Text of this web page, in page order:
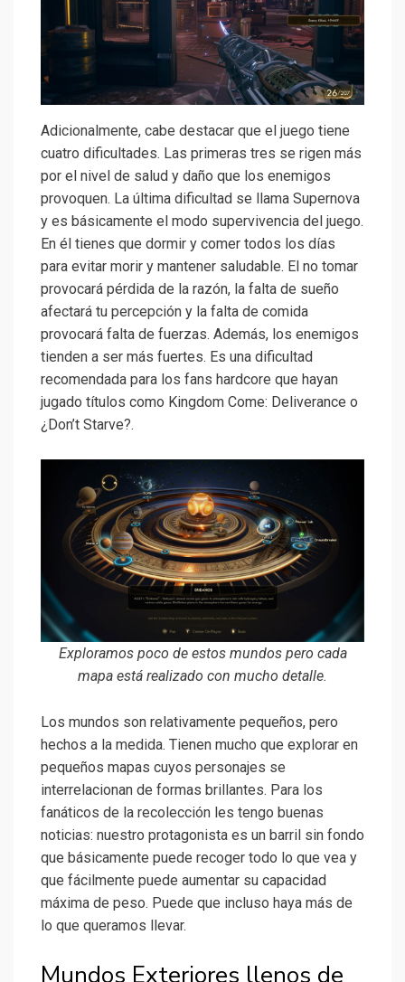
Adicionalmente, cabe destacar que el juego tiene
cuatro dificultades. Las primeras tres se rigen más
por el nivel de salud y daño que los enemigos
provoquen. La última dificultad se llama Supernova
y es básicamente el modo supervivencia del juego.
En él tienes que dormir y comer todos los días
para evitar morir y mantener saludable. El no tomar
provocará pérdida de la razón, la falta de sueño
afectará tu percepción y la falta de comida
provocará falta de fuerzas. Además, los enemigos
tienden a ser más fuertes. Es una dificultad
recomendada para los fans hardcore que hayan
jugado títulos como Kingdom Come: Deliverance o
¿Don’t Starve?.
Exploramos poco de estos mundos pero cada
mapa está realizado con mucho detalle.
Los mundos son relativamente pequeños, pero
hechos a la medida. Tienen mucho que explorar en
pequeños mapas cuyos personajes se
interrelacionan de formas brillantes. Para los
fanáticos de la recolección les tengo buenas
noticias: nuestro protagonista es un barril sin fondo
que básicamente puede recoger todo lo que vea y
que fácilmente puede aumentar su capacidad
máxima de peso. Puede que incluso haya más de
lo que queramos llevar.
Mundos Exteriores llenos de